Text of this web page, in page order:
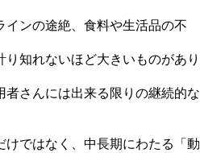
ンの途絶、食料や生活品の不
知れないほど大きいものがあり
さんには出来る限りの継続的な
ではなく、中長期にわたる「動